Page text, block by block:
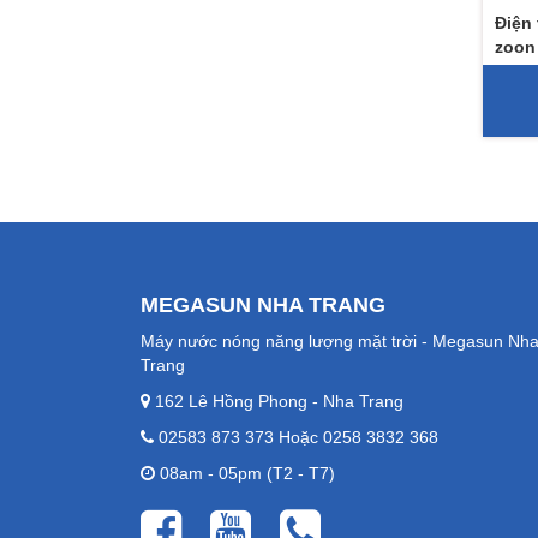
Điện
zoon
MEGASUN NHA TRANG
Máy nước nóng năng lượng mặt trời - Megasun Nha
Trang
162 Lê Hồng Phong - Nha Trang
02583 873 373 Hoặc 0258 3832 368
08am - 05pm (T2 - T7)